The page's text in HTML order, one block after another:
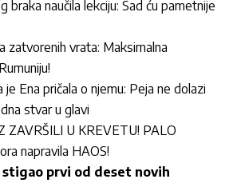
braka naučila lekciju: Sad ću pametnije
zatvorenih vrata: Maksimalna
je Ena pričala o njemu: Peja ne dolazi
stvar u glavi
ZAVRŠILI U KREVETU! PALO
napravila HAOS!
stigao prvi od deset novih